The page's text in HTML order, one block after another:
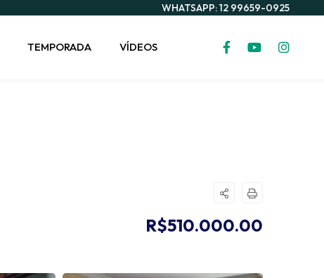
WHATSAPP: 12 99659-0925
TEMPORADA VÍDEOS
R$510.000.00